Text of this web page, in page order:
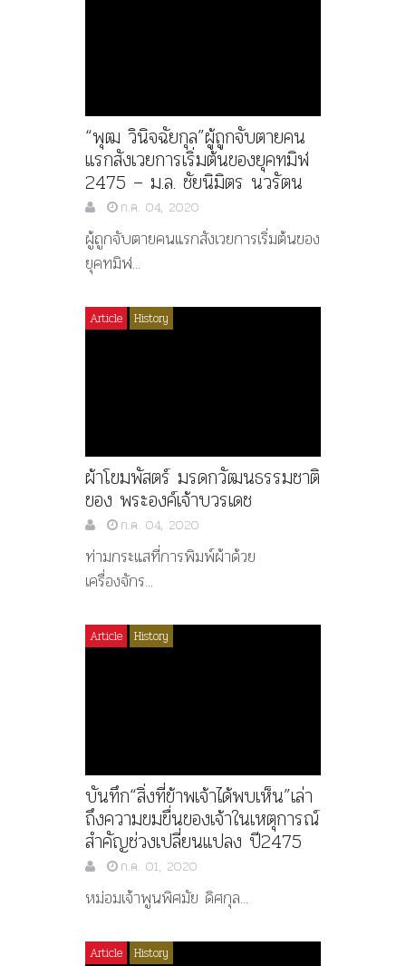
“พุฒ วินิจฉัยกุล”ผู้ถูกจับตายคน
แรกสังเวยการเริ่มต้นของยุคทมิฬ
2475 – ม.ล. ชัยนิมิตร นวรัตน
ก.ค. 04, 2020
ผู้ถูกจับตายคนแรกสังเวยการเริ่มต้นของ
ยุคทมิฬ...
Article History
ผ้าโขมพัสตร์ มรดกวัฒนธรรมชาติ
ของ พระองค์เจ้าบวรเดช
ก.ค. 04, 2020
ท่ามกระแสที่การพิมพ์ผ้าด้วย
เครื่องจักร...
Article History
บันทึก“สิ่งที่ข้าพเจ้าได้พบเห็น”เล่า
ถึงความขมขื่นของเจ้าในเหตุการณ์
สำคัญช่วงเปลี่ยนแปลง ปี2475
ก.ค. 01, 2020
หม่อมเจ้าพูนพิศมัย ดิศกุล...
Article History